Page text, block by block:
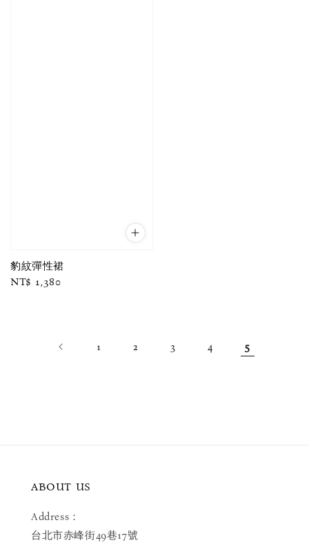
豹紋彈性裙
Regular
NT$ 1,380
1 2 3 4 5
ABOUT US
Address：
台北市赤峰街49巷17號